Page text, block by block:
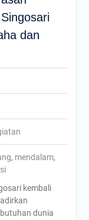
dan
, mendalam,
kembali
dunia